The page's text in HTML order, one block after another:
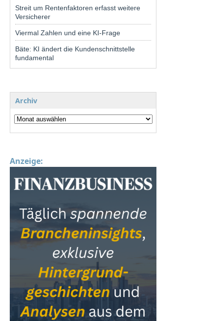
Streit um Rentenfaktoren erfasst weitere
Versicherer
Viermal Zahlen und eine KI-Frage
Bäte: KI ändert die Kundenschnittstelle
fundamental
Archiv
Anzeige: